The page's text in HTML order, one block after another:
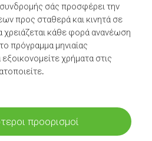
σάς προσφέρει την
προς σταθερά και κινητά σε
χρειάζεται κάθε φορά ανανέωση
πρόγραμμα μηνιαίας
χρήματα στις
προορισμοί